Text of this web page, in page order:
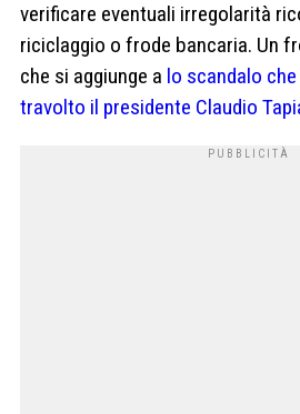
verificare eventuali irregolarità
riciclaggio o frode bancaria. Un
che si aggiunge a lo scandalo
travolto il presidente Claudio